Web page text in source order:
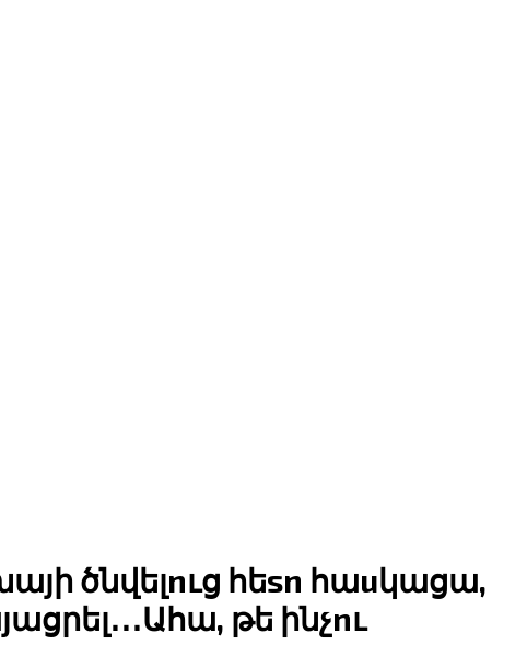
ծնվելnւց հեsn հաuկացա,
թե ինչnւ